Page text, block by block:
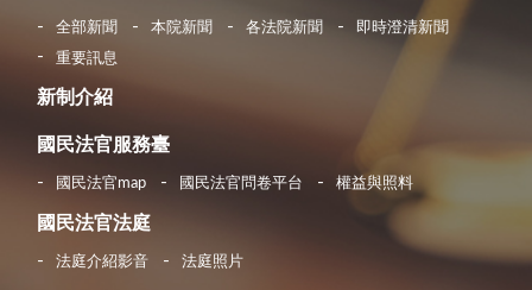
全部新聞 本院新聞 各法院新聞
即時澄清新聞
重要訊息
新制介紹
國民法官服務臺
國民法官map 國民法官問卷平台 權益與照料
國民法官法庭
法庭介紹影音 法庭照片